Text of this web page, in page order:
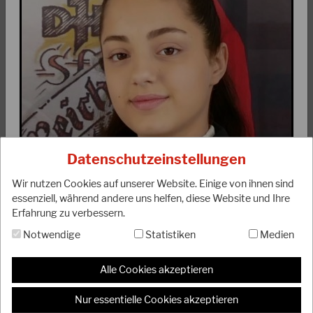
Datenschutzeinstellungen
Wir nutzen Cookies auf unserer Website. Einige von ihnen sind
essenziell, während andere uns helfen, diese Website und Ihre
Erfahrung zu verbessern.
Notwendige
Statistiken Medien
Alle Cookies akzeptieren
Nur essentielle Cookies akzeptieren
03.08.2023
DJKB-Bundesjugendlehrgang 2023 in Wetzlar
Die Sport- und Bildungsstätte der Sportjugend Hessen in
Wetzlar war wieder Austragungsort des jährlichen Highlights
der DJKB-Jugend. Vom 23. - 28.…
WEITERLESEN